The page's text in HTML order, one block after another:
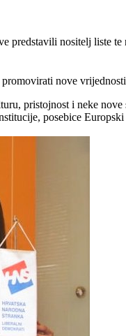
nositelj liste te
nove
pristojnost i neke
posebice